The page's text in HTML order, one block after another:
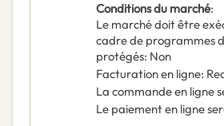
Conditions du marché:
Le marché doit être
cadre de programmes
protégés: Non
Facturation en ligne:
La commande en ligne
Le paiement en ligne